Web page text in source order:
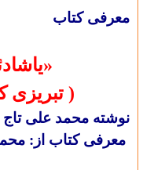
معرفی کتاب
( تبریزی
نوشته محمد علی
معرفی کتاب از: